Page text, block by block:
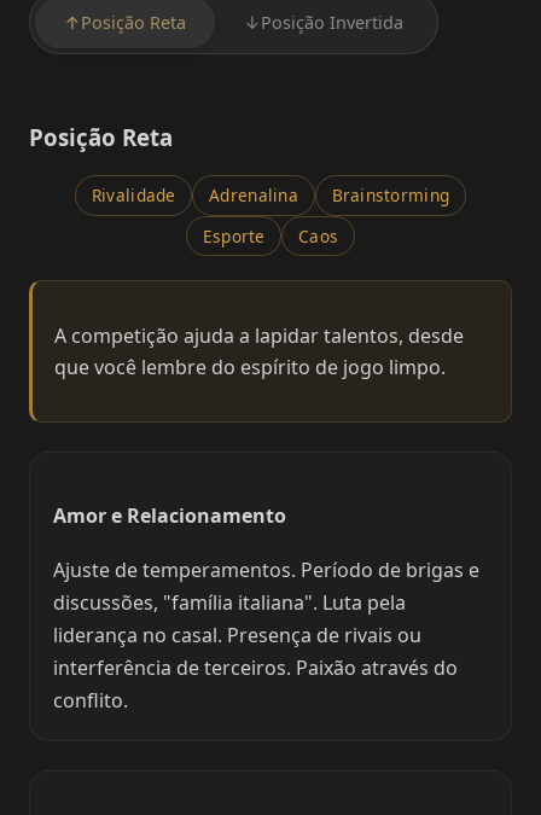
↑ Posição Reta ↓ Posição Invertida
Posição Reta
Rivalidade Adrenalina
Brainstorming
Esporte
Caos
A competição ajuda a lapidar talentos, desde
que você lembre do espírito de jogo limpo.
Amor e Relacionamento
Ajuste de temperamentos. Período de brigas e
discussões, "família italiana". Luta pela
liderança no casal. Presença de rivais ou
interferência de terceiros. Paixão através do
conflito.